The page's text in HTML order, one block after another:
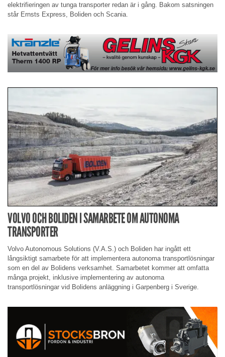
elektrifieringen av tunga transporter redan är i gång. Bakom satsningen
står Ernsts Express, Boliden och Scania.
VOLVO OCH BOLIDEN I SAMARBETE OM AUTONOMA
TRANSPORTER
Volvo Autonomous Solutions (V.A.S.) och Boliden har ingått ett
långsiktigt samarbete för att implementera autonoma transportlösningar
som en del av Bolidens verksamhet. Samarbetet kommer att omfatta
många projekt, inklusive implementering av autonoma
transportlösningar vid Bolidens anläggning i Garpenberg i Sverige.